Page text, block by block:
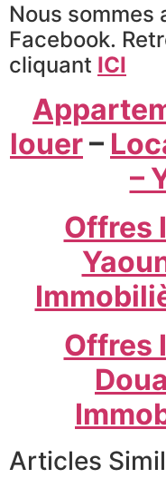
Nous sommes
Facebook.
cliquant ICI
louer–
–
Offres
Offres
Articles